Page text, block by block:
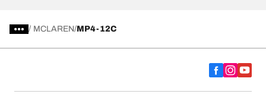
/ MCLAREN MP4-12C